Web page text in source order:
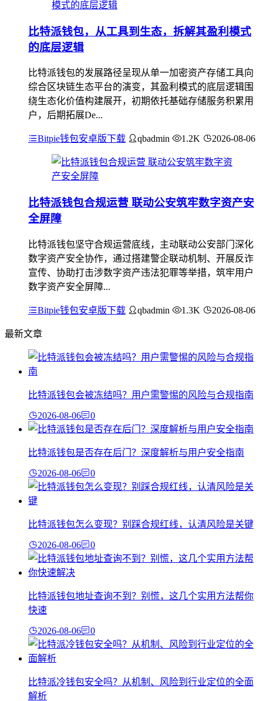
比特派钱包，从工具到生态，拆解其盈利模式
的底层逻辑
比特派钱包的发展路径呈现从单一加密资产存储工具向
综合区块链生态平台的演变，其盈利模式的底层逻辑围
绕生态化价值构建展开，初期依托基础存储服务积累用
户，后期拓展De...
Bitpie钱包安卓版下载 qbadmin 1.2K 2026-08-06
比特派钱包合规运营 联动公安筑牢数字资产安
全屏障
比特派钱包坚守合规运营底线，主动联动公安部门深化
数字资产安全协作，通过搭建警企联动机制、开展反诈
宣传、协助打击涉数字资产违法犯罪等举措，筑牢用户
数字资产安全屏障...
Bitpie钱包安卓版下载 qbadmin 1.3K 2026-08-06
最新文章
比特派钱包会被冻结吗？用户需警惕的风险与合规指南
2026-08-06 0
比特派钱包是否存在后门？深度解析与用户安全指南
2026-08-06 0
比特派钱包怎么变现？别踩合规红线，认清风险是关键
2026-08-06 0
比特派钱包地址查询不到？别慌，这几个实用方法帮你
快速
2026-08-06 0
比特派冷钱包安全吗？从机制、风险到行业定位的全面
解析